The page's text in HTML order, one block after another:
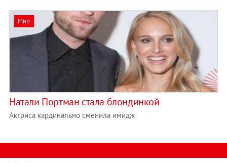
Мир
Натали Портман стала блондинкой
Актриса кардинально сменила имидж